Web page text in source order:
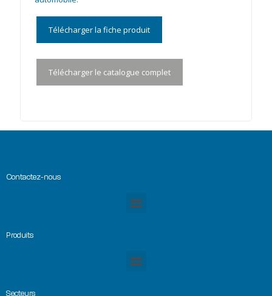
Télécharger la fiche produit
Télécharger le catalogue complet
Contactez-nous
Produits
Secteurs